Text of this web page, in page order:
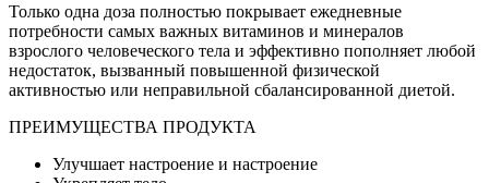
Только одна доза полностью покрывает ежедневные
потребности самых важных витаминов и минералов
взрослого человеческого тела и эффективно пополняет любой
недостаток, вызванный повышенной физической
активностью или неправильной сбалансированной диетой.
ПРЕИМУЩЕСТВА ПРОДУКТА
Улучшает настроение и настроение